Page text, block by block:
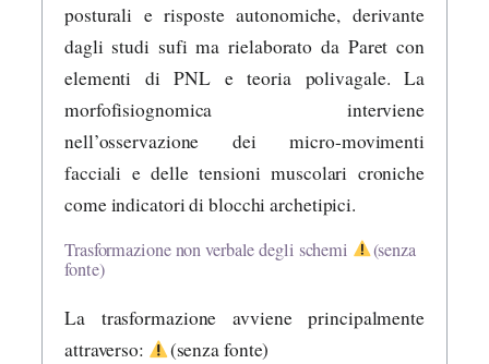
posturali e risposte autonomiche, derivante
dagli studi sufi ma rielaborato da Paret con
elementi di PNL e teoria polivagale. La
morfofisiognomica interviene
nell’osservazione dei micro-movimenti
facciali e delle tensioni muscolari croniche
come indicatori di blocchi archetipici.
Trasformazione non verbale degli schemi
(senza
fonte)
La trasformazione avviene principalmente
attraverso:
(senza fonte)